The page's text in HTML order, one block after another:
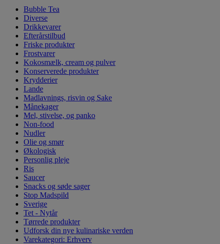
Bubble Tea
Diverse
Drikkevarer
Efterårstilbud
Friske produkter
Frostvarer
Kokosmælk, cream og pulver
Konserverede produkter
Krydderier
Lande
Madlavnings, risvin og Sake
Månekager
Mel, stivelse, og panko
Non-food
Nudler
Olie og smør
Økologisk
Personlig pleje
Ris
Saucer
Snacks og søde sager
Stop Madspild
Sverige
Tet - Nytår
Tørrede produkter
Udforsk din nye kulinariske verden
Varekategori: Erhverv